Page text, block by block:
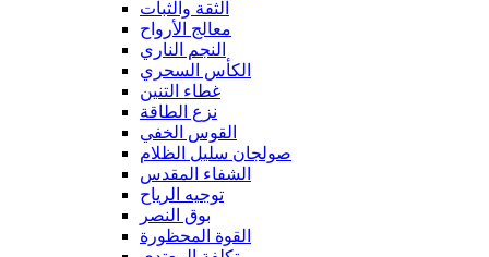
الثقة والثبات
معالج الأرواح
النجم الناري
الكأس السحري
غطاء التنين
نزع الطاقة
القوس الخفي
صولجان سليل الظلام
الشفاء المقدس
توجيه الرياح
بوق النصر
القوة المحظورة